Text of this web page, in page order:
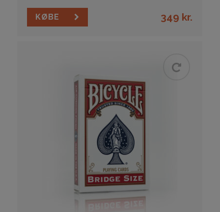
KØBE 349 kr.